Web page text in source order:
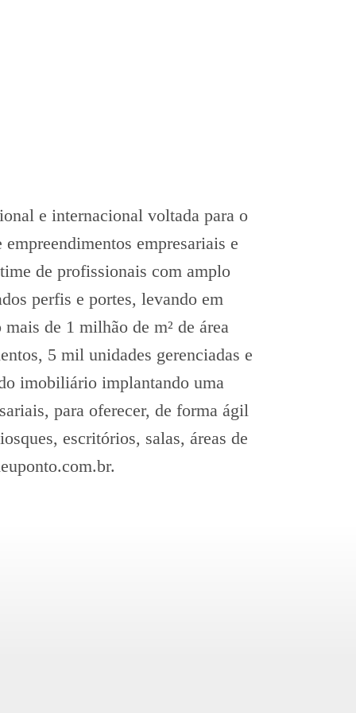
e internacional voltada para o
empresariais e
de profissionais com amplo
perfis e portes, levando em
de 1 milhão de m² de área
5 mil unidades gerenciadas e
imobiliário implantando uma
para oferecer, de forma ágil
escritórios, salas, áreas de